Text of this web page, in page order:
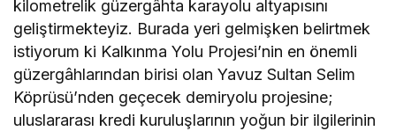
kilometrelik güzergâhta karayolu altyapısını
geliştirmekteyiz. Burada yeri gelmişken belirtmek
istiyorum ki Kalkınma Yolu Projesi’nin en önemli
güzergâhlarından birisi olan Yavuz Sultan Selim
Köprüsü’nden geçecek demiryolu projesine;
uluslararası kredi kuruluşlarının yoğun bir ilgilerinin